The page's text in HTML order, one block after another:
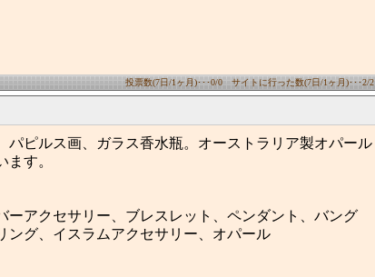
投票数(7日/1ヶ月)･･･0/0 サイトに行った数(7日/1ヶ月)･･･2/2
パピルス画、ガラス香水瓶。オーストラリア製オパール
す。
ーアクセサリー、ブレスレット、ペンダント、バング
ング、イスラムアクセサリー、オパール